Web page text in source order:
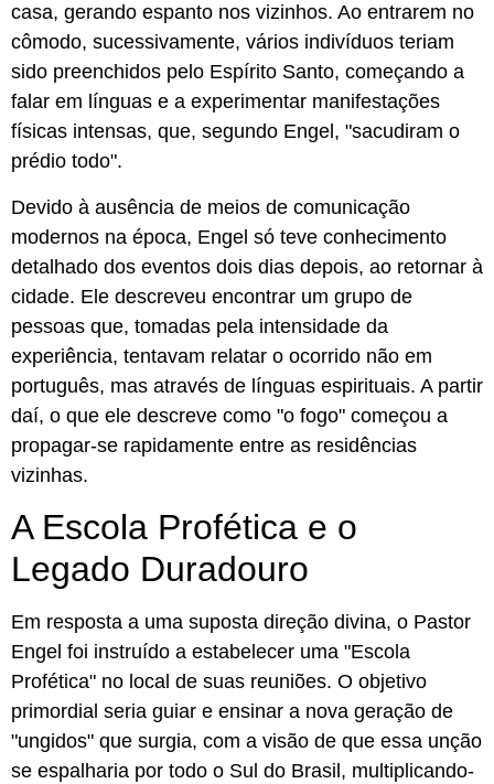
casa, gerando espanto nos vizinhos. Ao entrarem no
cômodo, sucessivamente, vários indivíduos teriam
sido preenchidos pelo Espírito Santo, começando a
falar em línguas e a experimentar manifestações
físicas intensas, que, segundo Engel, "sacudiram o
prédio todo".
Devido à ausência de meios de comunicação
modernos na época, Engel só teve conhecimento
detalhado dos eventos dois dias depois, ao retornar à
cidade. Ele descreveu encontrar um grupo de
pessoas que, tomadas pela intensidade da
experiência, tentavam relatar o ocorrido não em
português, mas através de línguas espirituais. A partir
daí, o que ele descreve como "o fogo" começou a
propagar-se rapidamente entre as residências
vizinhas.
A Escola Profética e o
Legado Duradouro
Em resposta a uma suposta direção divina, o Pastor
Engel foi instruído a estabelecer uma "Escola
Profética" no local de suas reuniões. O objetivo
primordial seria guiar e ensinar a nova geração de
"ungidos" que surgia, com a visão de que essa unção
se espalharia por todo o Sul do Brasil, multiplicando-